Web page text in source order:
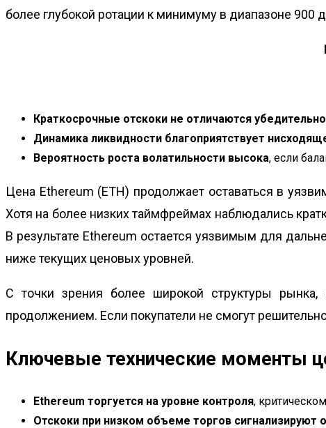
более глубокой ротации к минимуму в диапазоне 900
Краткосрочные отскоки не отличаются
Динамика ликвидности благоприятствует
Вероятность роста волатильности высока, если
Цена Ethereum (ETH) продолжает оставаться в
Хотя на более низких таймфреймах наблюдались
В результате Ethereum остается уязвимым для
ниже текущих ценовых уровней.
С точки зрения более широкой структуры рынка,
продолжением. Если покупатели не смогут
Ключевые технические моменты
Ethereum торгуется на уровне контроля,
Отскоки при низком объеме торгов сигнализируют